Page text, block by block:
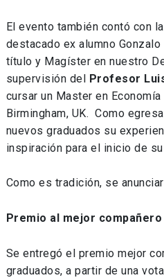
El evento también contó con
destacado ex alumno
título y Magíster en nuestro
supervisión del Profesor
cursar un Master en
Birmingham, UK. Como
nuevos graduados su
inspiración para el inicio de
Como es tradición, se
Premio al mejor compañero
Se entregó el premio mejor
graduados, a partir de una